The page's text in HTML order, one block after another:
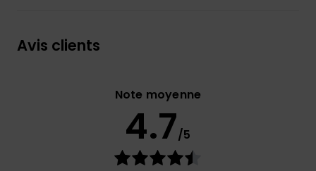
Avis clients
Note moyenne
4.7/5